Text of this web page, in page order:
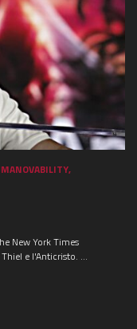
,
New York Times
e l'Anticristo. ...